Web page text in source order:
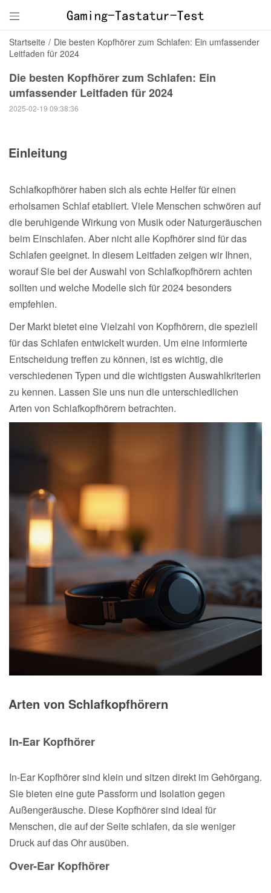

Startseite / Die besten Kopfhörer zum Schlafen: Ein umfassender
Leitfaden für 2024
Die besten Kopfhörer zum Schlafen: Ein
umfassender Leitfaden für 2024
2025-02-19 09:38:36
Einleitung
Schlafkopfhörer haben sich als echte Helfer für einen
erholsamen Schlaf etabliert. Viele Menschen schwören auf
die beruhigende Wirkung von Musik oder Naturgeräuschen
beim Einschlafen. Aber nicht alle Kopfhörer sind für das
Schlafen geeignet. In diesem Leitfaden zeigen wir Ihnen,
worauf Sie bei der Auswahl von Schlafkopfhörern achten
sollten und welche Modelle sich für 2024 besonders
empfehlen.
Der Markt bietet eine Vielzahl von Kopfhörern, die speziell
für das Schlafen entwickelt wurden. Um eine informierte
Entscheidung treffen zu können, ist es wichtig, die
verschiedenen Typen und die wichtigsten Auswahlkriterien
zu kennen. Lassen Sie uns nun die unterschiedlichen
Arten von Schlafkopfhörern betrachten.
Arten von Schlafkopfhörern
In-Ear Kopfhörer
In-Ear Kopfhörer sind klein und sitzen direkt im Gehörgang.
Sie bieten eine gute Passform und Isolation gegen
Außengeräusche. Diese Kopfhörer sind ideal für
Menschen, die auf der Seite schlafen, da sie weniger
Druck auf das Ohr ausüben.
Over-Ear Kopfhörer